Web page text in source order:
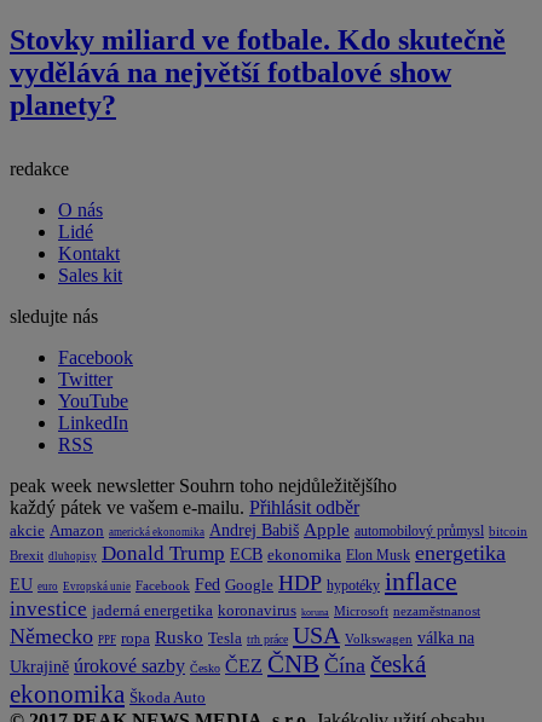
Stovky miliard ve fotbale. Kdo skutečně
vydělává na největší fotbalové show
planety?
redakce
O nás
Lidé
Kontakt
Sales kit
sledujte nás
Facebook
Twitter
YouTube
LinkedIn
RSS
peak week newsletter Souhrn toho nejdůležitějšího
každý pátek ve vašem e-mailu. Přihlásit odběr
akcie Amazon americká ekonomika Andrej Babiš Apple automobilový průmysl bitcoin
Brexit dluhopisy Donald Trump ECB ekonomika Elon Musk energetika
EU euro Evropská unie Facebook Fed Google HDP hypotéky inflace
investice jaderná energetika koronavirus koruna Microsoft nezaměstnanost
Německo PPF ropa Rusko Tesla trh práce USA Volkswagen válka na
Ukrajině úrokové sazby Česko ČEZ ČNB Čína česká
ekonomika Škoda Auto